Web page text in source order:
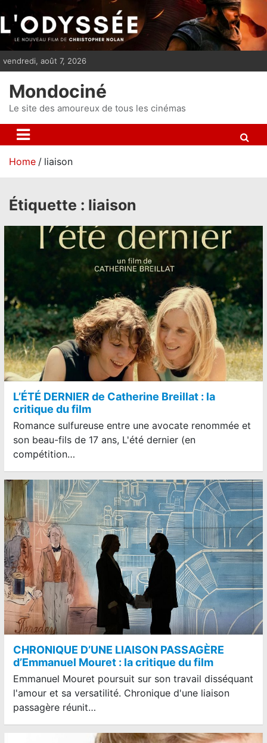
i
p
n
t
vendredi, août 7, 2026
Mondociné
Le site des amoureux de tous les cinémas
Home liaison
Étiquette : liaison
L’ÉTÉ DERNIER de Catherine Breillat : la
critique du film
Romance sulfureuse entre une avocate renommée et
son beau-fils de 17 ans, L'été dernier (en
compétition…
CHRONIQUE D’UNE LIAISON PASSAGÈRE
d’Emmanuel Mouret : la critique du film
Emmanuel Mouret poursuit sur son travail disséquant
l'amour et sa versatilité. Chronique d'une liaison
passagère réunit…